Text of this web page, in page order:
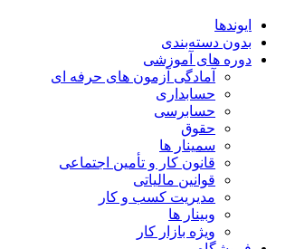
ایوندها
بدون دسته‌بندی
دوره های آموزشی
آمادگی آزمون های حرفه ای
حسابداری
حسابرسی
حقوق
سمینار ها
قانون کار و تأمین اجتماعی
قوانین مالیاتی
مدیریت کسب و کار
وبینار ها
ویژه بازار کار